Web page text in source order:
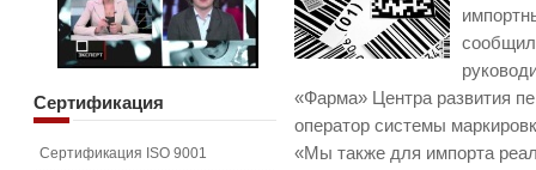
«Фарма» Центра развития
оператор системы
«Мы также для импорта
Сертификация
Сертификация ISO 9001